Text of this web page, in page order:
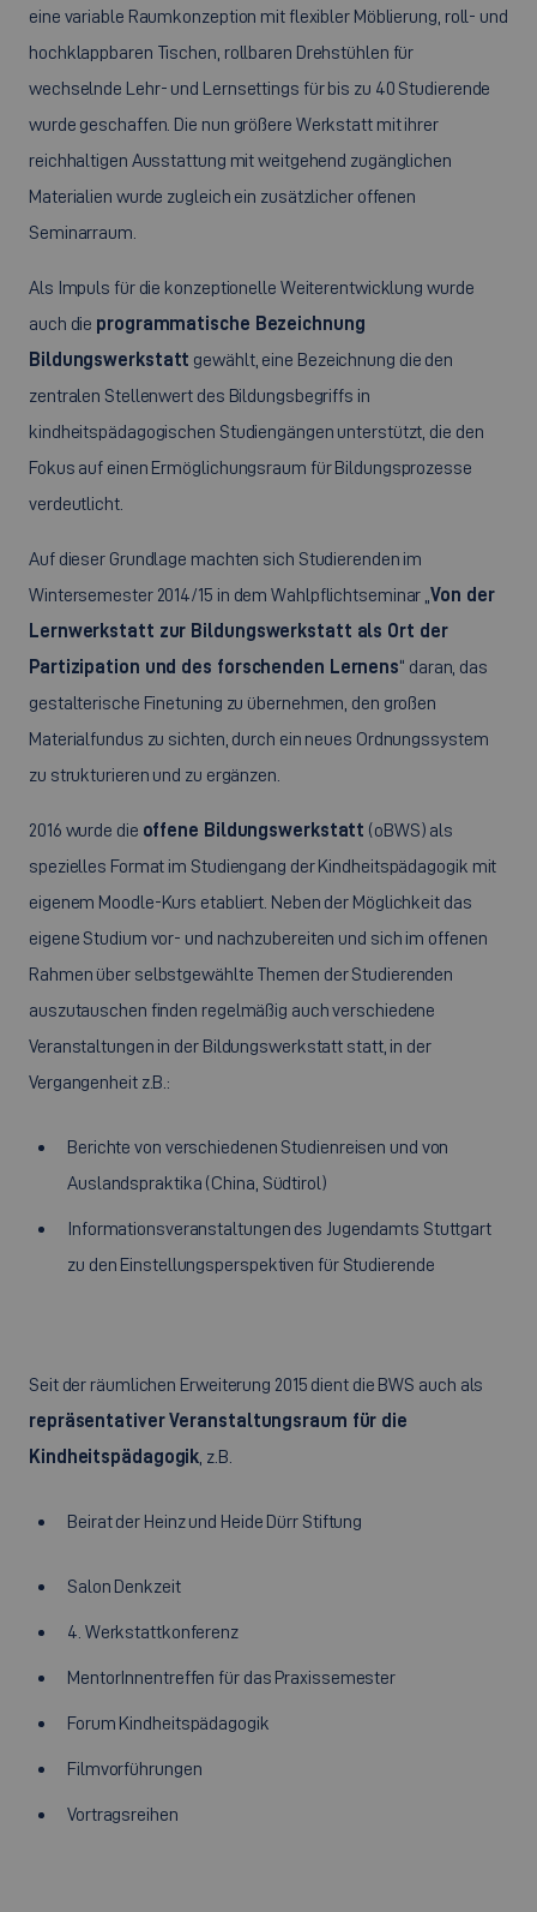
eine variable Raumkonzeption mit flexibler Möblierung, roll- und
hochklappbaren Tischen, rollbaren Drehstühlen für
wechselnde Lehr- und Lernsettings für bis zu 40 Studierende
wurde geschaffen. Die nun größere Werkstatt mit ihrer
reichhaltigen Ausstattung mit weitgehend zugänglichen
Materialien wurde zugleich ein zusätzlicher offenen
Seminarraum.
Als Impuls für die konzeptionelle Weiterentwicklung wurde
auch die programmatische Bezeichnung
Bildungswerkstatt gewählt, eine Bezeichnung die den
zentralen Stellenwert des Bildungsbegriffs in
kindheitspädagogischen Studiengängen unterstützt, die den
Fokus auf einen Ermöglichungsraum für Bildungsprozesse
verdeutlicht.
Auf dieser Grundlage machten sich Studierenden im
Wintersemester 2014/15 in dem Wahlpflichtseminar „Von der
Lernwerkstatt zur Bildungswerkstatt als Ort der
Partizipation und des forschenden Lernens“ daran, das
gestalterische Finetuning zu übernehmen, den großen
Materialfundus zu sichten, durch ein neues Ordnungssystem
zu strukturieren und zu ergänzen.
2016 wurde die offene Bildungswerkstatt (oBWS) als
spezielles Format im Studiengang der Kindheitspädagogik mit
eigenem Moodle-Kurs etabliert. Neben der Möglichkeit das
eigene Studium vor- und nachzubereiten und sich im offenen
Rahmen über selbstgewählte Themen der Studierenden
auszutauschen finden regelmäßig auch verschiedene
Veranstaltungen in der Bildungswerkstatt statt, in der
Vergangenheit z.B.:
Berichte von verschiedenen Studienreisen und von
Auslandspraktika (China, Südtirol)
Informationsveranstaltungen des Jugendamts Stuttgart
zu den Einstellungsperspektiven für Studierende
Seit der räumlichen Erweiterung 2015 dient die BWS auch als
repräsentativer Veranstaltungsraum für die
Kindheitspädagogik , z.B.
Beirat der Heinz und Heide Dürr Stiftung
Salon Denkzeit
4. Werkstattkonferenz
MentorInnentreffen für das Praxissemester
Forum Kindheitspädagogik
Filmvorführungen
Vortragsreihen